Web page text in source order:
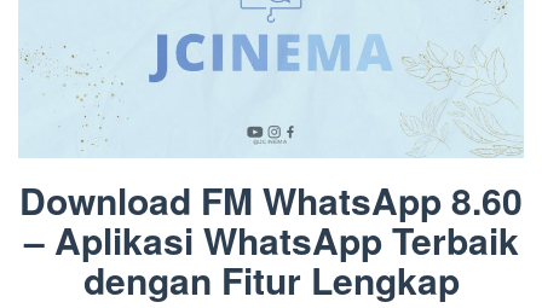
Download FM WhatsApp 8.60
– Aplikasi WhatsApp Terbaik
dengan Fitur Lengkap